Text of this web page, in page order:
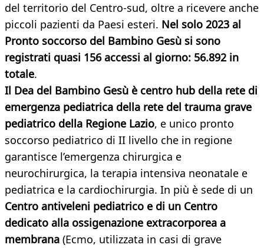
del territorio del Centro-sud, oltre a ricevere anche
piccoli pazienti da Paesi esteri. Nel solo 2023 al
Pronto soccorso del Bambino Gesù si sono
registrati quasi 156 accessi al giorno: 56.892 in
totale.
Il Dea del Bambino Gesù è centro hub della rete di
emergenza pediatrica della rete del trauma grave
pediatrico della Regione Lazio, e unico pronto
soccorso pediatrico di II livello che in regione
garantisce l’emergenza chirurgica e
neurochirurgica, la terapia intensiva neonatale e
pediatrica e la cardiochirurgia. In più è sede di un
Centro antiveleni pediatrico e di un Centro
dedicato alla ossigenazione extracorporea a
membrana (Ecmo, utilizzata in casi di grave